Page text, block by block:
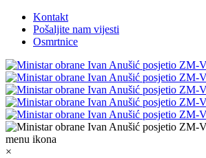
Kontakt
Pošaljite nam vijesti
Osmrtnice
×